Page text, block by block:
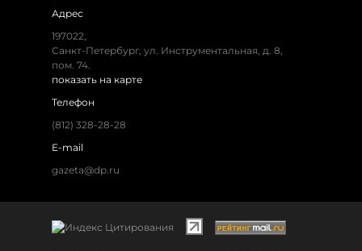
Адрес
197022,
Санкт-Петербург, ул. Инструментальная, д. 8,
пом. 74.
показать на карте
Телефон
(812) 328-28-28
E-mail
gazeta@dp.ru